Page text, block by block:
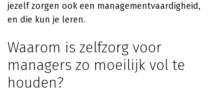
jezelf zorgen ook een managementvaardigheid,
en die kun je leren.
Waarom is zelfzorg voor
managers zo moeilijk vol te
houden?